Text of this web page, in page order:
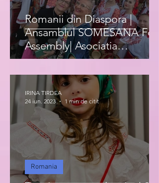
Romanii din Diaspora |
Ansamblul SOMESANA Folk
Assembly| Asociatia
Romanilor IRIS Italia|
Romania
IRINA TIRDEA
24 iun. 2023
1 min de citit